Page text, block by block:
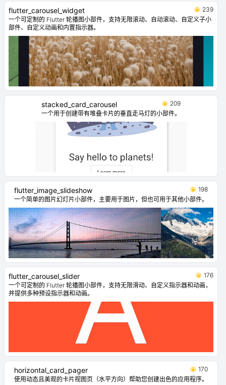
flutter_carousel_widget
239
一个可定制的 Flutter 轮播图小部件，支持无限滚动、自动滚动、自定义子小
部件、自定义动画和内置指示器。
stacked_card_carousel
209
一个用于创建带有堆叠卡片的垂直走马灯的小部件。
flutter_image_slideshow
198
一个简单的图片幻灯片小部件，主要用于图片，但也可用于其他小部件。
flutter_carousel_slider
176
一个可定制的 Flutter 轮播图小部件，支持无限滑动、自定义指示器和动画，
并提供多种预设指示器和动画。
horizontal_card_pager
170
使用动态且美观的卡片视图页（水平方向）帮助您创建出色的应用程序。